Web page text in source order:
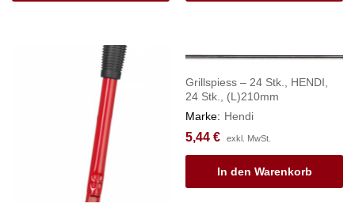
Grillspiess – 24 Stk., HENDI,
24 Stk., (L)210mm
Marke: Hendi
5,44 € exkl. MwSt.
In den Warenkorb